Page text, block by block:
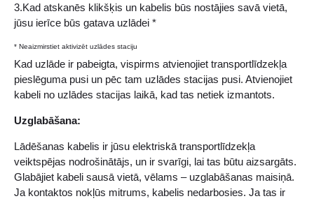
3.Kad atskanēs klikšķis un kabelis būs nostājies savā vietā,
jūsu ierīce būs gatava uzlādei *
* Neaizmirstiet aktivizēt uzlādes staciju
Kad uzlāde ir pabeigta, vispirms atvienojiet transportlīdzekļa
pieslēguma pusi un pēc tam uzlādes stacijas pusi. Atvienojiet
kabeli no uzlādes stacijas laikā, kad tas netiek izmantots.
Uzglabāšana:
Lādēšanas kabelis ir jūsu elektriskā transportlīdzekļa
veiktspējas nodrošinātājs, un ir svarīgi, lai tas būtu aizsargāts.
Glabājiet kabeli sausā vietā, vēlams – uzglabāšanas maisiņā.
Ja kontaktos nokļūs mitrums, kabelis nedarbosies. Ja tas ir